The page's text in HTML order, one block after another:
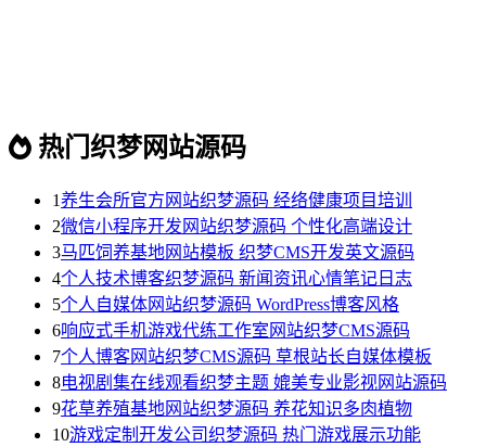
热门织梦网站源码
1养生会所官方网站织梦源码 经络健康项目培训
2微信小程序开发网站织梦源码 个性化高端设计
3马匹饲养基地网站模板 织梦CMS开发英文源码
4个人技术博客织梦源码 新闻资讯心情笔记日志
5个人自媒体网站织梦源码 WordPress博客风格
6响应式手机游戏代练工作室网站织梦CMS源码
7个人博客网站织梦CMS源码 草根站长自媒体模板
8电视剧集在线观看织梦主题 媲美专业影视网站源码
9花草养殖基地网站织梦源码 养花知识多肉植物
10游戏定制开发公司织梦源码 热门游戏展示功能